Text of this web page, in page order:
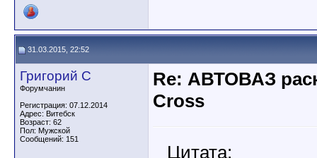
31.03.2015, 22:52
Григорий С
Форумчанин
Регистрация: 07.12.2014
Адрес: Витебск
Возраст: 62
Пол: Мужской
Сообщений: 151
Re: АВТОВАЗ
Cross
Цитата: